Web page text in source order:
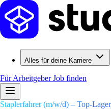
Alles für deine Karriere
Für ArbeitgeberJob finden
Staplerfahrer (m/w/d) – Top-